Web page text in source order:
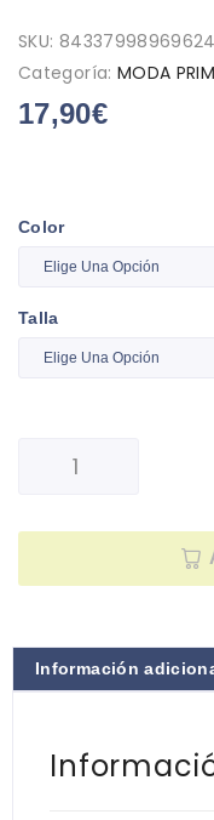
SKU: 84337998969624
Categoría: MODA
17,90€
Color
Talla
Información